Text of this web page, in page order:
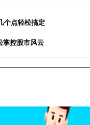
个点轻松搞定
掌控股市风云